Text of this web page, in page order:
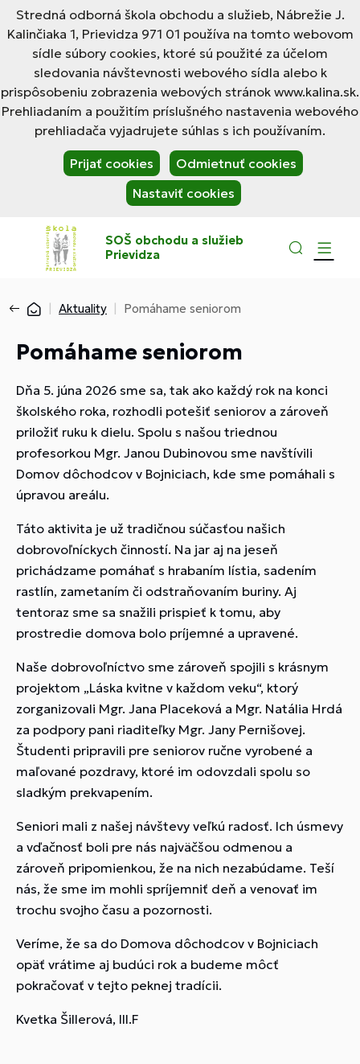
Stredná odborná škola obchodu a služieb, Nábrežie J.
Kalinčiaka 1, Prievidza 971 01 používa na tomto webovom
sídle súbory cookies, ktoré sú použité za účelom
sledovania návštevnosti webového sídla alebo k
prispôsobeniu zobrazenia webových stránok www.kalina.sk.
Prehliadaním a použitím príslušného nastavenia webového
prehliadača vyjadrujete súhlas s ich používaním.
Prijať cookies
Odmietnuť cookies
Nastaviť cookies
SOŠ obchodu a služieb
Prievidza
Aktuality Pomáhame seniorom
Pomáhame seniorom
Dňa 5. júna 2026 sme sa, tak ako každý rok na konci
školského roka, rozhodli potešiť seniorov a zároveň
priložiť ruku k dielu. Spolu s našou triednou
profesorkou Mgr. Janou Dubinovou sme navštívili
Domov dôchodcov v Bojniciach, kde sme pomáhali s
úpravou areálu.
Táto aktivita je už tradičnou súčasťou našich
dobrovoľníckych činností. Na jar aj na jeseň
prichádzame pomáhať s hrabaním lístia, sadením
rastlín, zametaním či odstraňovaním buriny. Aj
tentoraz sme sa snažili prispieť k tomu, aby
prostredie domova bolo príjemné a upravené.
Naše dobrovoľníctvo sme zároveň spojili s krásnym
projektom „Láska kvitne v každom veku“, ktorý
zorganizovali Mgr. Jana Placeková a Mgr. Natália Hrdá
za podpory pani riaditeľky Mgr. Jany Pernišovej.
Študenti pripravili pre seniorov ručne vyrobené a
maľované pozdravy, ktoré im odovzdali spolu so
sladkým prekvapením.
Seniori mali z našej návštevy veľkú radosť. Ich úsmevy
a vďačnosť boli pre nás najväčšou odmenou a
zároveň pripomienkou, že na nich nezabúdame. Teší
nás, že sme im mohli spríjemniť deň a venovať im
trochu svojho času a pozornosti.
Veríme, že sa do Domova dôchodcov v Bojniciach
opäť vrátime aj budúci rok a budeme môcť
pokračovať v tejto peknej tradícii.
Kvetka Šillerová, III.F